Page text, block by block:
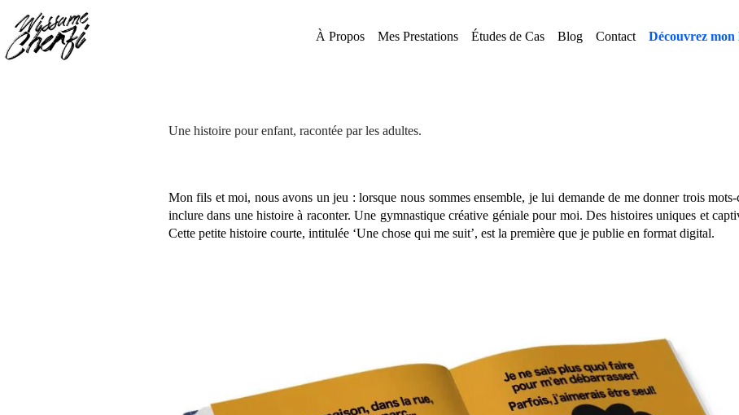
contenu
À Propos Mes Prestations Études de Cas Blog Contact Découvrez mon
Une histoire pour enfant, racontée par les adultes.
Mon fils et moi, nous avons un jeu : lorsque nous sommes ensemble, je lui demande de me donner trois
inclure dans une histoire à raconter. Une gymnastique créative géniale pour moi. Des histoires uniques et
Cette petite histoire courte, intitulée ‘Une chose qui me suit’, est la première que je publie en format digital.